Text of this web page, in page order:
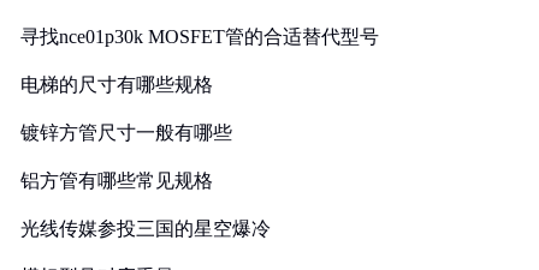
寻找nce01p30k MOSFET管的合适替代型号
电梯的尺寸有哪些规格
镀锌方管尺寸一般有哪些
铝方管有哪些常见规格
光线传媒参投三国的星空爆冷